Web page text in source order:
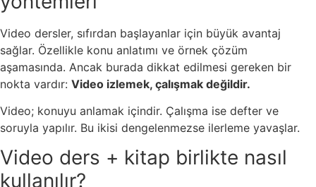
Video dersler, sıfırdan başlayanlar için büyük avantaj
sağlar. Özellikle konu anlatımı ve örnek çözüm
aşamasında. Ancak burada dikkat edilmesi gereken bir
nokta vardır: Video izlemek, çalışmak değildir.
Video; konuyu anlamak içindir. Çalışma ise defter ve
soruyla yapılır. Bu ikisi dengelenmezse ilerleme yavaşlar.
Video ders + kitap birlikte nasıl
kullanılır?